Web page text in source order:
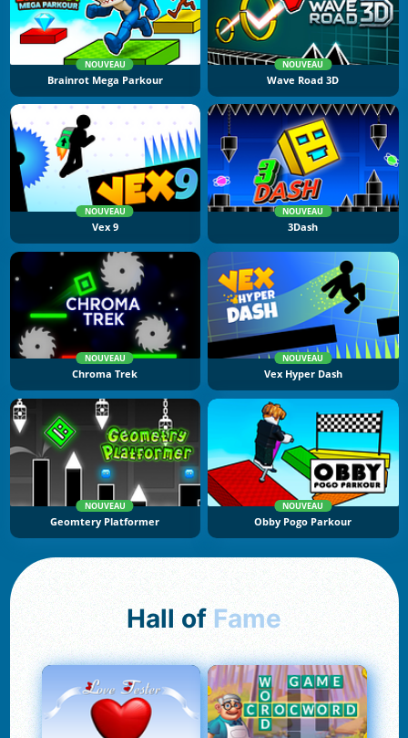
NOUVEAU
Brainrot Mega Parkour
NOUVEAU
Wave Road 3D
NOUVEAU
Vex 9
NOUVEAU
3Dash
NOUVEAU
Chroma Trek
NOUVEAU
Vex Hyper Dash
NOUVEAU
Geomtery Platformer
NOUVEAU
Obby Pogo Parkour
Hall of Fame